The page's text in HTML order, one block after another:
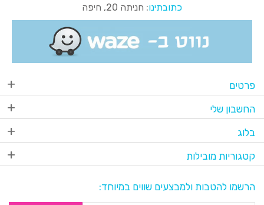
כתובתינו: חניתה 20, חיפה
פרטים
החשבון שלי
בלוג
קטגוריות מובילות
הרשמו להטבות ולמבצעים שווים במיוחד: